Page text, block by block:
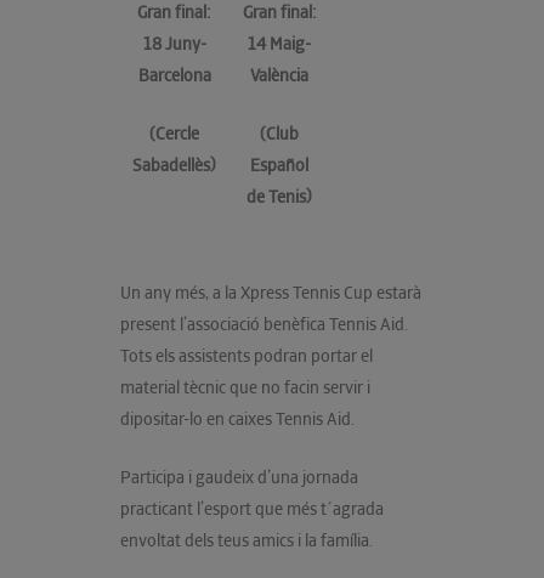
Gran final:
18 Juny-
Barcelona
(Cercle
Sabadellès)
Gran final:
14 Maig-
València
(Club
Español
de Tenis)
Un any més, a la Xpress Tennis Cup estarà
present l’associació benèfica Tennis Aid.
Tots els assistents podran portar el
material tècnic que no facin servir i
dipositar-lo en caixes Tennis Aid.
Participa i gaudeix d’una jornada
practicant l’esport que més t´agrada
envoltat dels teus amics i la família.